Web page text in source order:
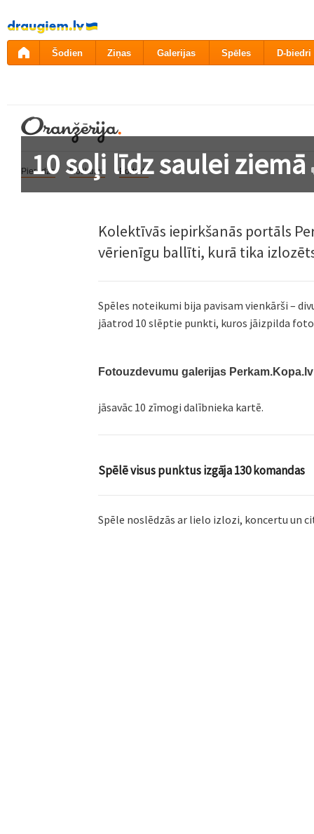
Pāriet
uz
saturu
Šodien Ziņas Galerijas Spēles D-biedri
Pieredze Notikums Portrets
10 soļi līdz saulei ziemā
Kolektīvās iepirkšanās portāls
vērienīgu ballīti, kurā tika
Spēles noteikumi bija pavisam vienkārši –
jāatrod 10 slēptie punkti, kuros jāizpilda
Fotouzdevumu galerijas
jāsavāc 10 zīmogi dalībnieka kartē.
Spēlē visus punktus izgāja 130 komandas
Spēle noslēdzās ar lielo izlozi, koncertu un